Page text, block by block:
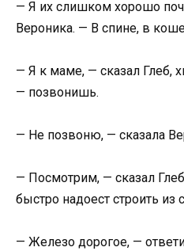
— Я их слишком хорошо
Вероника. — В спине, в
— Я к маме, — сказал Глеб,
— позвонишь.
— Не позвоню, — сказала
— Посмотрим, — сказал
быстро надоест строить
— Железо дорогое, —